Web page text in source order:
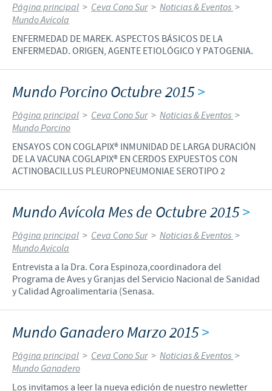
Página principal > Ceva Cono Sur > Noticias & Eventos >
Mundo Avícola
ENFERMEDAD DE MAREK. ASPECTOS BÁSICOS DE LA
ENFERMEDAD. ORIGEN, AGENTE ETIOLÓGICO Y PATOGENIA.
Mundo Porcino Octubre 2015>
Página principal > Ceva Cono Sur > Noticias & Eventos >
Mundo Porcino
ENSAYOS CON COGLAPIX® INMUNIDAD DE LARGA DURACIÓN
DE LA VACUNA COGLAPIX® EN CERDOS EXPUESTOS CON
ACTINOBACILLUS PLEUROPNEUMONIAE SEROTIPO 2
Mundo Avícola Mes de Octubre 2015>
Página principal > Ceva Cono Sur > Noticias & Eventos >
Mundo Avícola
Entrevista a la Dra. Cora Espinoza,coordinadora del
Programa de Aves y Granjas del Servicio Nacional de Sanidad
y Calidad Agroalimentaria (Senasa.
Mundo Ganadero Marzo 2015>
Página principal > Ceva Cono Sur > Noticias & Eventos >
Mundo Ganadero
Los invitamos a leer la nueva edición de nuestro newletter